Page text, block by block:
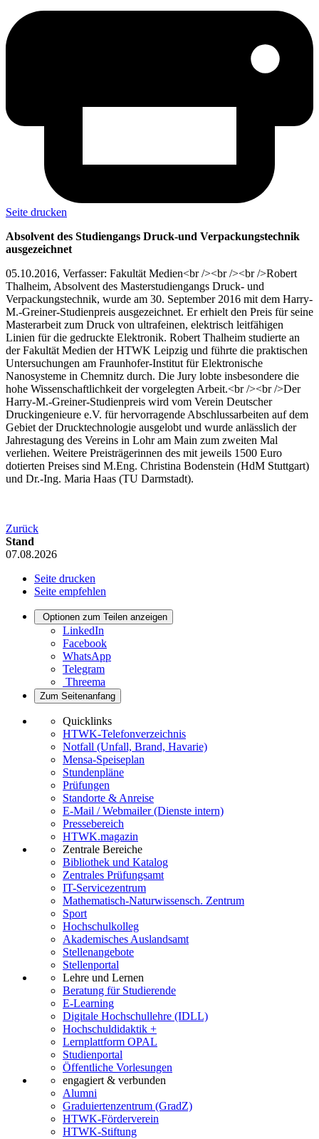
Seite drucken
Absolvent des Studiengangs Druck-und Verpackungstechnik
ausgezeichnet
05.10.2016, Verfasser: Fakultät Medien<br /><br /><br />Robert
Thalheim, Absolvent des Masterstudiengangs Druck- und
Verpackungstechnik, wurde am 30. September 2016 mit dem Harry-
M.-Greiner-Studienpreis ausgezeichnet. Er erhielt den Preis für seine
Masterarbeit zum Druck von ultrafeinen, elektrisch leitfähigen
Linien für die gedruckte Elektronik. Robert Thalheim studierte an
der Fakultät Medien der HTWK Leipzig und führte die praktischen
Untersuchungen am Fraunhofer-Institut für Elektronische
Nanosysteme in Chemnitz durch. Die Jury lobte insbesondere die
hohe Wissenschaftlichkeit der vorgelegten Arbeit.<br /><br />Der
Harry-M.-Greiner-Studienpreis wird vom Verein Deutscher
Druckingenieure e.V. für hervorragende Abschlussarbeiten auf dem
Gebiet der Drucktechnologie ausgelobt und wurde anlässlich der
Jahrestagung des Vereins in Lohr am Main zum zweiten Mal
verliehen. Weitere Preisträgerinnen des mit jeweils 1500 Euro
dotierten Preises sind M.Eng. Christina Bodenstein (HdM Stuttgart)
und Dr.-Ing. Maria Haas (TU Darmstadt).
Zurück
Stand
07.08.2026
Seite drucken
Seite empfehlen
Optionen zum Teilen anzeigen
LinkedIn
Facebook
WhatsApp
Telegram
Threema
Zum Seitenanfang
Quicklinks
HTWK-Telefonverzeichnis
Notfall (Unfall, Brand, Havarie)
Mensa-Speiseplan
Stundenpläne
Prüfungen
Standorte & Anreise
E-Mail / Webmailer (Dienste intern)
Pressebereich
HTWK.magazin
Zentrale Bereiche
Bibliothek und Katalog
Zentrales Prüfungsamt
IT-Servicezentrum
Mathematisch-Naturwissensch. Zentrum
Sport
Hochschulkolleg
Akademisches Auslandsamt
Stellenangebote
Stellenportal
Lehre und Lernen
Beratung für Studierende
E-Learning
Digitale Hochschullehre (IDLL)
Hochschuldidaktik +
Lernplattform OPAL
Studienportal
Öffentliche Vorlesungen
engagiert & verbunden
Alumni
Graduiertenzentrum (GradZ)
HTWK-Förderverein
HTWK-Stiftung